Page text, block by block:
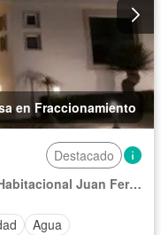
en Fraccionamiento
Destacado
San Jorge Pueblo Nuevo, Unidad Habitacional Juan Fernández Albarrán
Agua